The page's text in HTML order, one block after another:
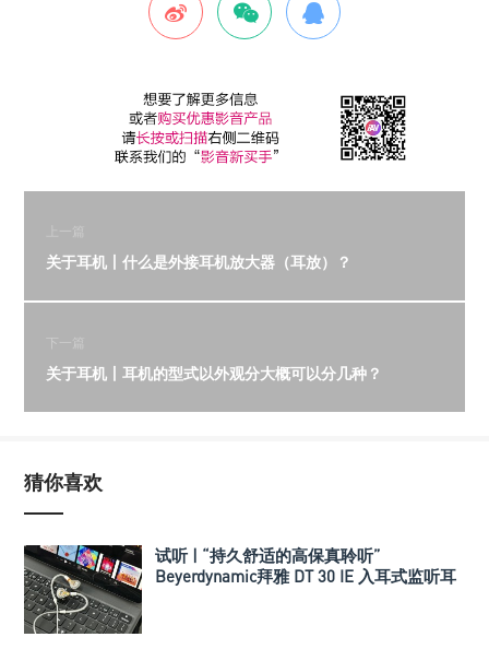
上一篇
关于耳机丨什么是外接耳机放大器（耳放）？
下一篇
关于耳机丨耳机的型式以外观分大概可以分几种？
猜你喜欢
试听 | “持久舒适的高保真聆听”
Beyerdynamic拜雅 DT 30 IE 入耳式监听耳